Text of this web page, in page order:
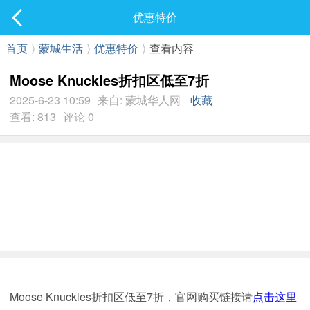
最新发表
优惠特价
首页 ⟩ 蒙城生活 ⟩ 优惠特价 ⟩ 查看内容
Moose Knuckles折扣区低至7折
2025-6-23 10:59 来自: 蒙城华人网
收藏
查看: 813 评论 0
Moose Knuckles折扣区低至7折，官网购买链接请点击这里